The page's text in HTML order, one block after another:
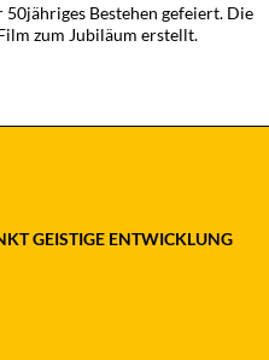
Bestehen gefeiert. Die
zum Jubiläum erstellt.
GEISTIGE ENTWICKLUNG